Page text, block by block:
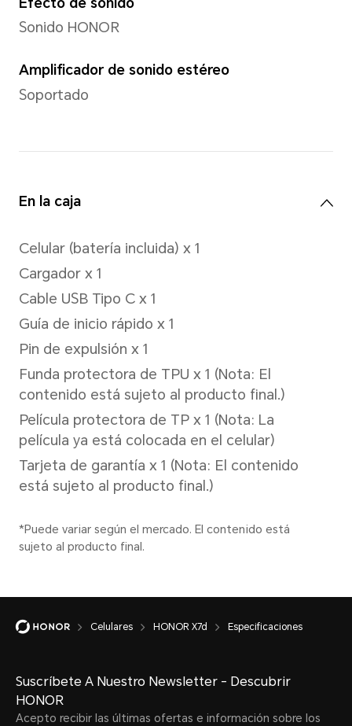
Reconocimiento facial
Admitido
Batería
Capacidad
6500 mAh (valor típico),
nominal)
*Esta capacidad es el valor
capacidad real de la batería de
puede variar ligeramente por
valor nominal.
Tipo
Batería de polímero de
Carga por cable
Celulares HONOR X7d Especificaciones
Suscríbete A Nuestro Newsletter - Descubrir
HONOR
Acepto recibir las últimas ofertas e información sobre los